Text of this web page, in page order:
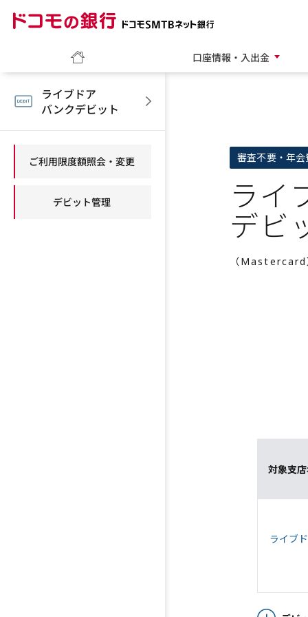
口座情報・入出金
審査不要・年
ライ
デビ
（
対象支
ライブ
ライブドア
バンクデビット
ご利用限度額照会・変更
デビット管理